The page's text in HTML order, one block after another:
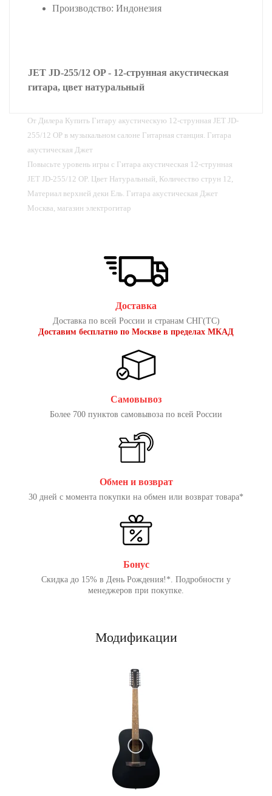
Производство: Индонезия
JET JD-255/12 OP - 12-струнная акустическая
гитара, цвет натуральный
От Дилера Купить Гитару акустическую 12-струнная JET JD-
255/12 OP в музыкальном салоне Гитарная станция. Гитара
акустическая Джет
Повысьте уровень игры с Гитара акустическая 12-струнная
JET JD-255/12 OP. Цвет Натуральный, Количество струн 12,
Материал верхней деки Ель. Гитара акустическая Джет
Москва, магазин электрогитар
Доставка
Доставка по всей России и странам СНГ(ТС)
Доставим бесплатно по Москве в пределах МКАД
Самовывоз
Более 700 пунктов самовывоза по всей России
Обмен и возврат
30 дней с момента покупки на обмен или возврат товара*
Бонус
Скидка до 15% в День Рождения!*. Подробности у
менеджеров при покупке.
Модификации